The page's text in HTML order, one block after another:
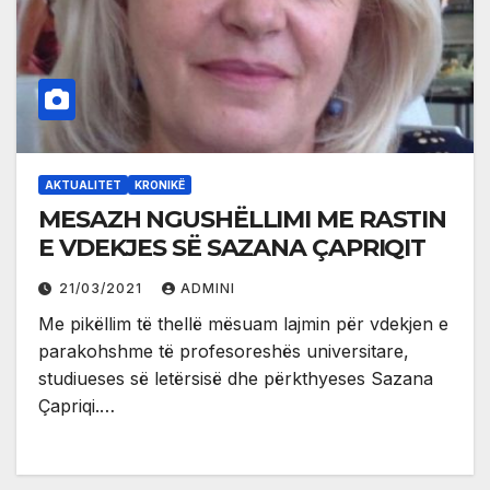
AKTUALITET KRONIKË
MESAZH NGUSHËLLIMI ME RASTIN
E VDEKJES SË SAZANA ÇAPRIQIT
21/03/2021 ADMINI
Me pikëllim të thellë mësuam lajmin për vdekjen e
parakohshme të profesoreshës universitare,
studiueses së letërsisë dhe përkthyeses Sazana
Çapriqi.…